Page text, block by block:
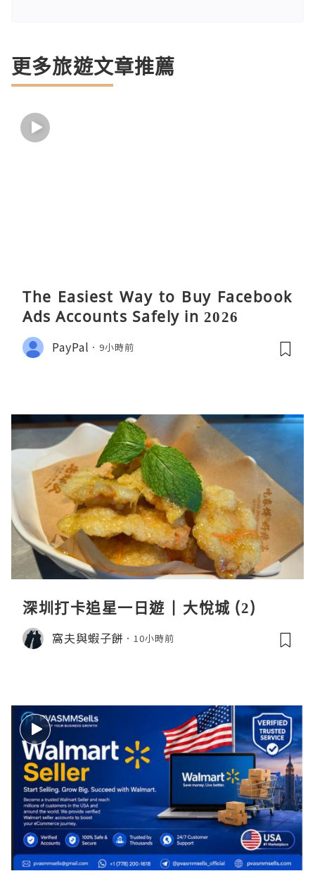
更多旅遊文章推薦
The Easiest Way to Buy Facebook
Ads Accounts Safely in 2026
PayPal 9小時前
深圳打卡追星一日遊 | 大悅城 (2)
窩夫與蝦子餅 10小時前